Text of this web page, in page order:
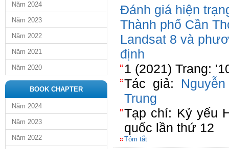
Năm 2024
Năm 2023
Năm 2022
Năm 2021
Năm 2020
BOOK CHAPTER
Năm 2024
Năm 2023
Năm 2022
Đánh giá hiện
Thành phố Cần
Landsat 8 và
định
1 (2021) Trang:
Tác giả:
Trung
Tạp chí: Kỷ yếu
quốc lần thứ 12
Tóm tắt